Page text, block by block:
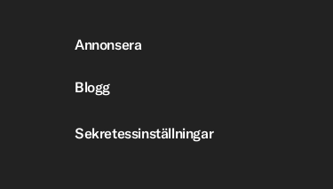
Annonsera
Blogg
Sekretessinställningar